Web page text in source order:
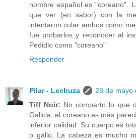
nombre español es "coreano".
que ver (en sabor) con la
intentaron colar ambos como
fue probarlos y reconocer al
Pedidlo como "coreano"
Responder
Pilar - Lechuza
28 de mayo
Tiff Noir: No comparto lo que
Galicia, el coreano es más
inferior calidad. Su cuerpo es
o gallo. La cabeza es mucho